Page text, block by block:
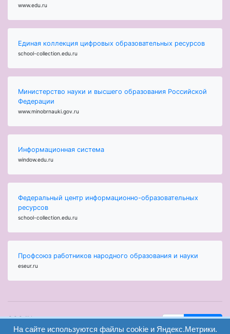
www.edu.ru
Единая коллекция цифровых образовательных ресурсов
school-collection.edu.ru
Министерство науки и высшего образования Российской
Федерации
www.minobrnauki.gov.ru
Информационная система
window.edu.ru
Федеральный центр информационно-образовательных
ресурсов
school-collection.edu.ru
Профсоюз работников народного образования и науки
eseur.ru
ООО "Центр
образования и
Найти
На сайте используются файлы cookie и Яндекс.Метрики.